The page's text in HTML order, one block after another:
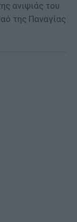
ανιψιάς του
της Παναγίας